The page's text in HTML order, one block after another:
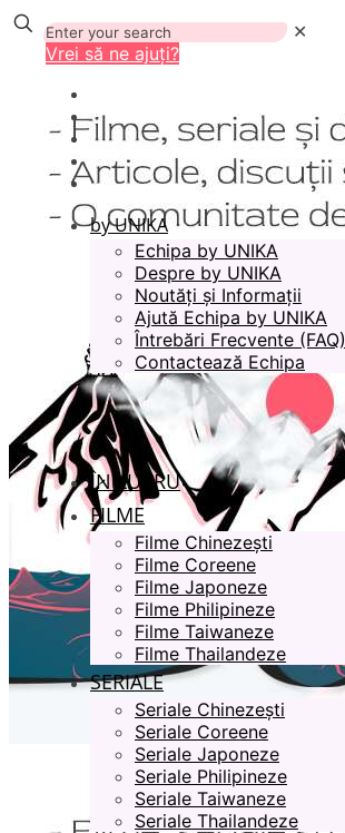
✕
Vrei să ne ajuți?
by UNIKA
Echipa by UNIKA
Despre by UNIKA
Noutăți și Informații
Ajută Echipa by UNIKA
Întrebări Frecvente (FAQ)
Contactează Echipa
ÎN LUCRU
FILME
Filme Chinezești
Filme Coreene
Filme Japoneze
Filme Philipineze
Filme Taiwaneze
Filme Thailandeze
SERIALE
Seriale Chinezești
Seriale Coreene
Seriale Japoneze
Seriale Philipineze
Seriale Taiwaneze
Seriale Thailandeze